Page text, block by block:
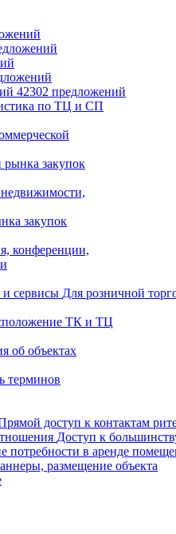
42302 предложений
по ТЦ и СП
рынка закупок
закупок
конференции,
и сервисы Для розничной
ТК и ТЦ
об объектах
терминов
доступ к контактам
Доступ к
потребности в аренде
размещение объекта